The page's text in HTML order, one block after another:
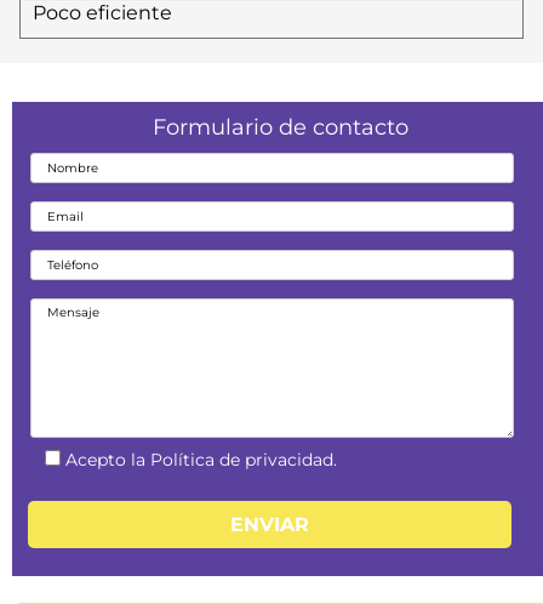
Poco eficiente
Formulario de contacto
Acepto la Política de privacidad.